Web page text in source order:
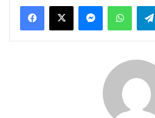
Messenger